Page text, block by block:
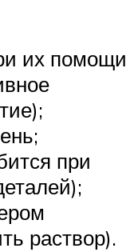
их помощи
при
раствор).